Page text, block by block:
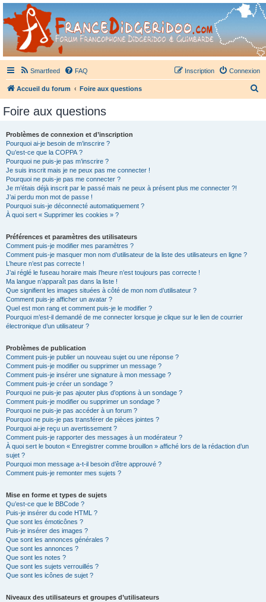
France Didgeridoo
Didgeridoo et Guimbarde sur France Didgeridoo - retrouvez la communauté.
Smartfeed FAQ Connexion
Inscription
Accueil du forum Foire aux questions
Foire aux questions
Problèmes de connexion et d’inscription
Pourquoi ai-je besoin de m’inscrire ?
Qu’est-ce que la COPPA ?
Pourquoi ne puis-je pas m’inscrire ?
Je suis inscrit mais je ne peux pas me connecter !
Pourquoi ne puis-je pas me connecter ?
Je m’étais déjà inscrit par le passé mais ne peux à présent plus me connecter ?!
J’ai perdu mon mot de passe !
Pourquoi suis-je déconnecté automatiquement ?
À quoi sert « Supprimer les cookies » ?
Préférences et paramètres des utilisateurs
Comment puis-je modifier mes paramètres ?
Comment puis-je masquer mon nom d’utilisateur de la liste des utilisateurs en ligne ?
L’heure n’est pas correcte !
J’ai réglé le fuseau horaire mais l’heure n’est toujours pas correcte !
Ma langue n’apparaît pas dans la liste !
Que signifient les images situées à côté de mon nom d’utilisateur ?
Comment puis-je afficher un avatar ?
Quel est mon rang et comment puis-je le modifier ?
Pourquoi m’est-il demandé de me connecter lorsque je clique sur le lien de courrier
électronique d’un utilisateur ?
Problèmes de publication
Comment puis-je publier un nouveau sujet ou une réponse ?
Comment puis-je modifier ou supprimer un message ?
Comment puis-je insérer une signature à mon message ?
Comment puis-je créer un sondage ?
Pourquoi ne puis-je pas ajouter plus d’options à un sondage ?
Comment puis-je modifier ou supprimer un sondage ?
Pourquoi ne puis-je pas accéder à un forum ?
Pourquoi ne puis-je pas transférer de pièces jointes ?
Pourquoi ai-je reçu un avertissement ?
Comment puis-je rapporter des messages à un modérateur ?
À quoi sert le bouton « Enregistrer comme brouillon » affiché lors de la rédaction d’un
sujet ?
Pourquoi mon message a-t-il besoin d’être approuvé ?
Comment puis-je remonter mes sujets ?
Mise en forme et types de sujets
Qu’est-ce que le BBCode ?
Puis-je insérer du code HTML ?
Que sont les émoticônes ?
Puis-je insérer des images ?
Que sont les annonces générales ?
Que sont les annonces ?
Que sont les notes ?
Que sont les sujets verrouillés ?
Que sont les icônes de sujet ?
Niveaux des utilisateurs et groupes d’utilisateurs